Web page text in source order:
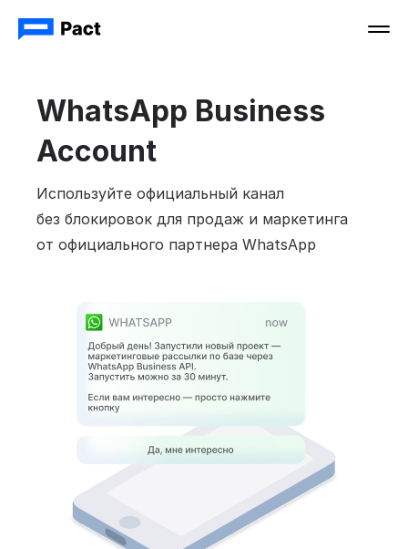
WhatsApp Business
Account
Используйте официальный канал
без блокировок для продаж и маркетинга
от официального партнера WhatsApp